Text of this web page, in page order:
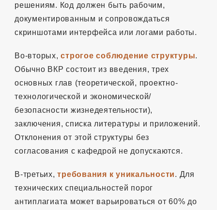
решениям. Код должен быть рабочим,
документированным и сопровождаться
скриншотами интерфейса или логами работы.
Во-вторых,строгое соблюдение структуры.
Обычно ВКР состоит из введения, трех
основных глав (теоретической, проектно-
технологической и экономической/
безопасности жизнедеятельности),
заключения, списка литературы и приложений.
Отклонения от этой структуры без
согласования с кафедрой не допускаются.
В-третьих,требования к уникальности. Для
технических специальностей порог
антиплагиата может варьироваться от 60% до